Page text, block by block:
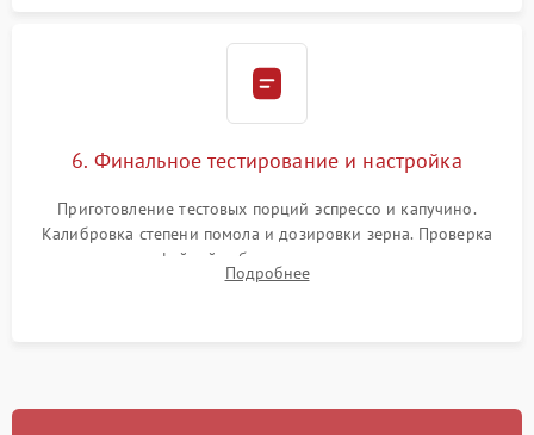
6. Финальное тестирование и настройка
Приготовление тестовых порций эспрессо и капучино.
Калибровка степени помола и дозировки зерна. Проверка
плотности кофейной таблетки, температуры напитка и
качества молочной пены. Контроль отсутствия посторонних
Подробнее